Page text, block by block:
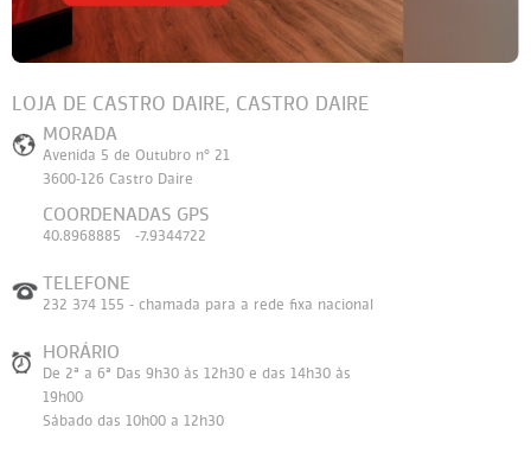
LOJA DE CASTRO DAIRE, CASTRO DAIRE
MORADA
Avenida 5 de Outubro nº 21
3600-126 Castro Daire
COORDENADAS GPS
40.8968885 -7.9344722
TELEFONE
232 374 155 - chamada para a rede fixa nacional
HORÁRIO
De 2ª a 6ª Das 9h30 às 12h30 e das 14h30 às
19h00
Sábado das 10h00 a 12h30